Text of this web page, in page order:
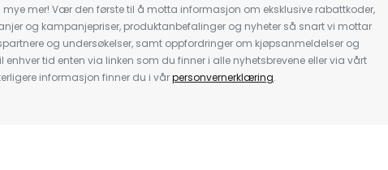
mer! Vær den første til å motta informasjon om eksklusive rabattkoder,
og kampanjepriser, produktanbefalinger og nyheter så snart vi mottar
og undersøkelser, samt oppfordringer om kjøpsanmeldelser og
tid enten via linken som du finner i alle nyhetsbrevene eller via vårt
informasjon finner du i vårpersonvernerklæring.